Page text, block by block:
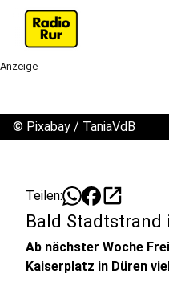
Anzeige
© Pixabay / TaniaVdB
Teilen: open_in_new
Bald Stadtstrand
Ab nächster Woche
Kaiserplatz in Düren